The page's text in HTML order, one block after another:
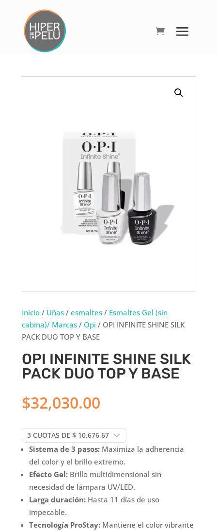
Inicio/ Uñas/ esmaltes/ Esmaltes Gel (sin
cabina)/ Marcas/ Opi / OPI INFINITE SHINE SILK
PACK DUO TOP Y BASE
OPI INFINITE SHINE SILK
PACK DUO TOP Y BASE
$32,030.00
Sistema de 3 pasos:Maximiza la adherencia
del color y el brillo extremo.
Efecto Gel:Brillo multidimensional sin
necesidad de lámpara UV/LED.
Larga duración:Hasta 11 días de uso
impecable.
Tecnología ProStay:Mantiene el color vibrante